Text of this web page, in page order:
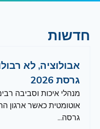
חדשות
גרסת 2026
מנהלי איכות וסביבה
גרסה...